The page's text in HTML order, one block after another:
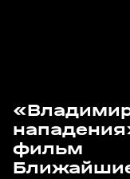
фильм
08 авг, 11:55